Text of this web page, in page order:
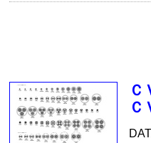
Ｃ
Ｃ